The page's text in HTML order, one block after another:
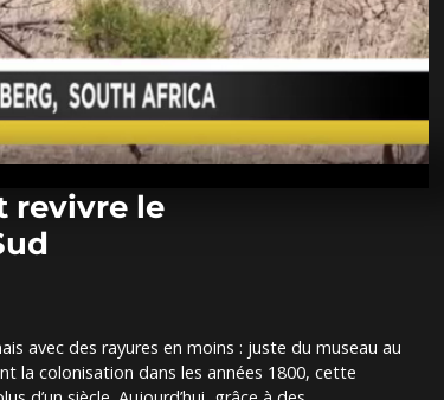
revivre le
avec des rayures en moins : juste du museau au
la colonisation dans les années 1800, cette